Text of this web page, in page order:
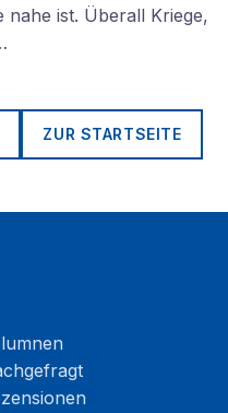
nahe ist. Überall Kriege,
ZUR STARTSEITE